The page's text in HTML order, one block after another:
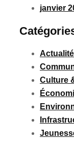
janvier
Culture